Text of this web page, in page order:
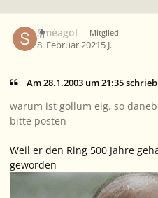
Sméagol Mitglied
8. Februar 20215 J.
Am 28.1.2003 um 21:35
warum ist gollum eig. so
bitte posten
Weil er den Ring 500 Jahre
geworden